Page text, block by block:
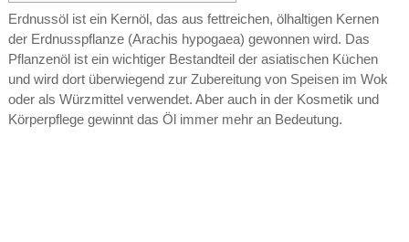
Erdnussöl ist ein Kernöl, das aus fettreichen, ölhaltigen Kernen
der Erdnusspflanze (Arachis hypogaea) gewonnen wird. Das
Pflanzenöl ist ein wichtiger Bestandteil der asiatischen Küchen
und wird dort überwiegend zur Zubereitung von Speisen im Wok
oder als Würzmittel verwendet. Aber auch in der Kosmetik und
Körperpflege gewinnt das Öl immer mehr an Bedeutung.